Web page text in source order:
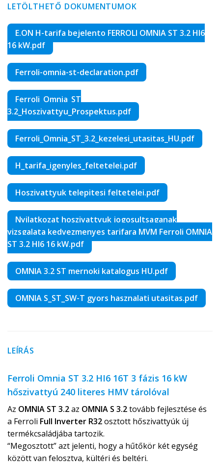
LETÖLTHETŐ DOKUMENTUMOK
E.ON H-tarifa bejelento FERROLI OMNIA ST 3.2 HI6
16 kW.pdf
Ferroli-omnia-st-declaration.pdf
Ferroli_Omnia_ST
3.2_Hoszivattyu_Prospektus.pdf
Ferroli_Omnia_ST_3.2_kezelesi_utasitas_HU.pdf
H_tarifa_igenyles_feltetelei.pdf
Hoszivattyuk telepitesi feltetelei.pdf
Nyilatkozat hoszivattyuk jogosultsaganak
vizsgalata kedvezmenyes tarifara MVM Ferroli OMNIA
ST 3.2 HI6 16 kW.pdf
OMNIA 3.2 ST mernoki katalogus HU.pdf
OMNIA S_ST_SW-T gyors hasznalati utasitas.pdf
LEÍRÁS
Ferroli Omnia ST 3.2 HI6 16T 3 fázis 16 kW
hőszivattyú 240 literes HMV tárolóval
Az OMNIA ST 3.2az OMNIA S 3.2tovább fejlesztése és
a Ferroli Full Inverter R32osztott hőszivattyúk új
termékcsaládjába tartozik.
“Megosztott” azt jelenti, hogy a hűtőkör két egység
között van felosztva, kültéri és beltéri.